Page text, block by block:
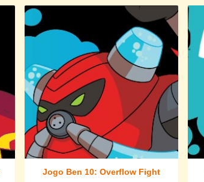
Jogo Ben 10: Overflow Fight